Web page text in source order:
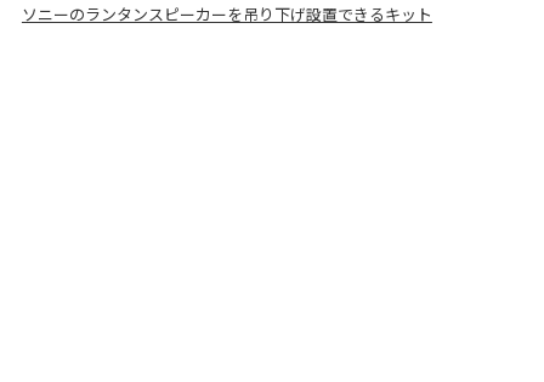
ソニーのランタンスピーカーを吊り下げ設置できるキット